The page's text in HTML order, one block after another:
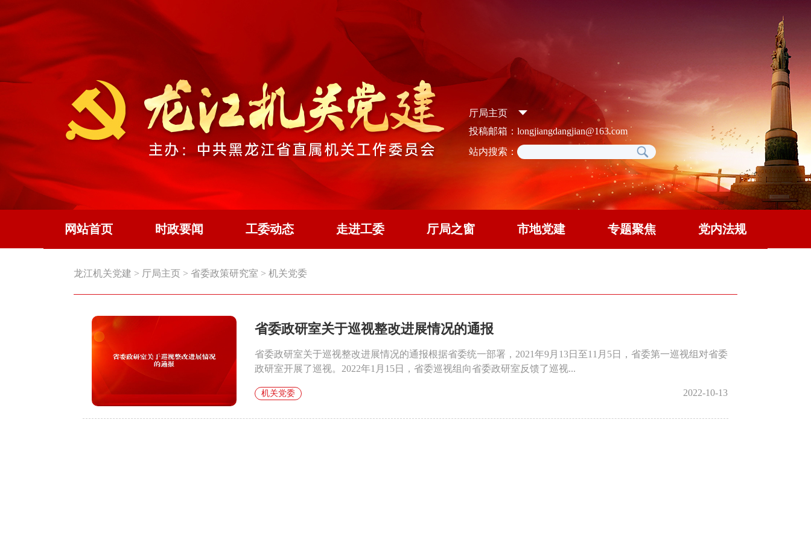
厅局主页
投稿邮箱：longjiangdangjian@163.com
站内搜索：
网站首页 时政要闻 工委动态 走进工委 厅局之窗 市地党建 专题聚焦 党内法规
龙江机关党建 > 厅局主页 > 省委政策研究室 > 机关党委
省委政研室关于巡视整改进展情况的通报
省委政研室关于巡视整改进展情况的通报根据省委统一部署，2021年9月13日至11月5日，省委第一巡视组对省委
政研室开展了巡视。2022年1月15日，省委巡视组向省委政研室反馈了巡视...
机关党委 2022-10-13